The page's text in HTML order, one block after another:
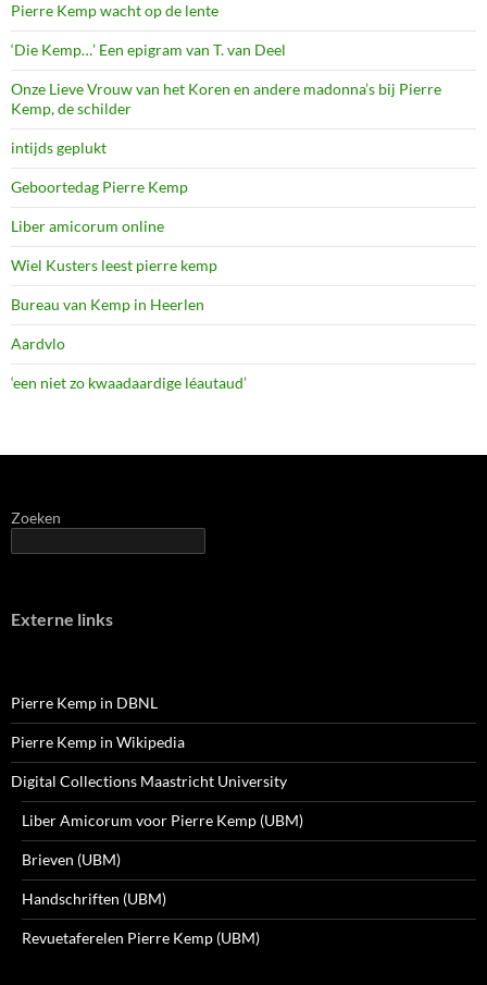
Pierre Kemp wacht op de lente
‘Die Kemp…’ Een epigram van T. van Deel
Onze Lieve Vrouw van het Koren en andere madonna’s bij Pierre
Kemp, de schilder
intijds geplukt
Geboortedag Pierre Kemp
Liber amicorum online
Wiel Kusters leest pierre kemp
Bureau van Kemp in Heerlen
Aardvlo
‘een niet zo kwaadaardige léautaud’
Zoeken
Externe links
Pierre Kemp in DBNL
Pierre Kemp in Wikipedia
Digital Collections Maastricht University
Liber Amicorum voor Pierre Kemp (UBM)
Brieven (UBM)
Handschriften (UBM)
Revuetaferelen Pierre Kemp (UBM)